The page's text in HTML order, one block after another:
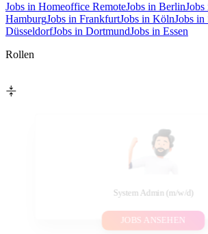
Jobs in Homeoffice RemoteJobs in Berlin
HamburgJobs in FrankfurtJobs in KölnJobs in
DüsseldorfJobs in DortmundJobs in Essen
Rollen
System Admin (m/w/d)
JOBS ANSEHEN